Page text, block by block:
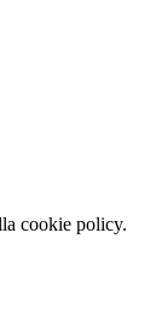
cookie policy.